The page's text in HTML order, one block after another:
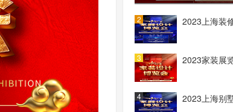
2023上海装
2
2023家装展
3
2023上海别
4